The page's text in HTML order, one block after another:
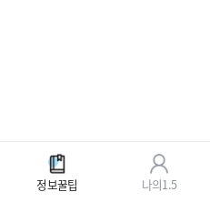
정보꿀팁 나의1.5